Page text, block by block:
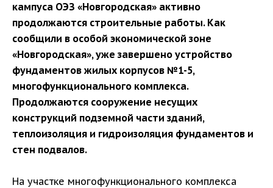
кампуса ОЭЗ «Новгородская» активно
продолжаются строительные работы. Как
сообщили в особой экономической зоне
«Новгородская», уже завершено устройство
фундаментов жилых корпусов №1-5,
многофункционального комплекса.
Продолжаются сооружение несущих
конструкций подземной части зданий,
теплоизоляция и гидроизоляция фундаментов и
стен подвалов.
На участке многофункционального комплекса